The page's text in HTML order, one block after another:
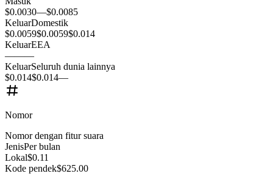
$0.0030—$0.0085
KeluarDomestik
$0.0059$0.0059$0.014
KeluarEEA
———
KeluarSeluruh dunia lainnya
$0.014$0.014—
Nomor
Nomor dengan fitur suara
JenisPer bulan
Lokal$0.11
Kode pendek$625.00